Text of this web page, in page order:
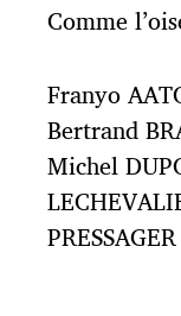
Comme
Franyo
Bertrand
Michel